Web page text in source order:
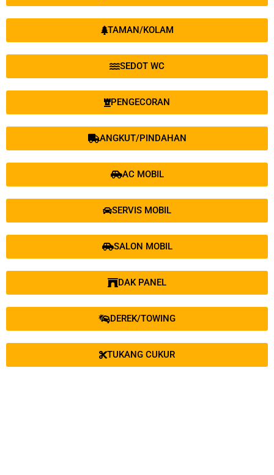
TAMAN/KOLAM
SEDOT WC
PENGECORAN
ANGKUT/PINDAHAN
AC MOBIL
SERVIS MOBIL
SALON MOBIL
DAK PANEL
DEREK/TOWING
TUKANG CUKUR